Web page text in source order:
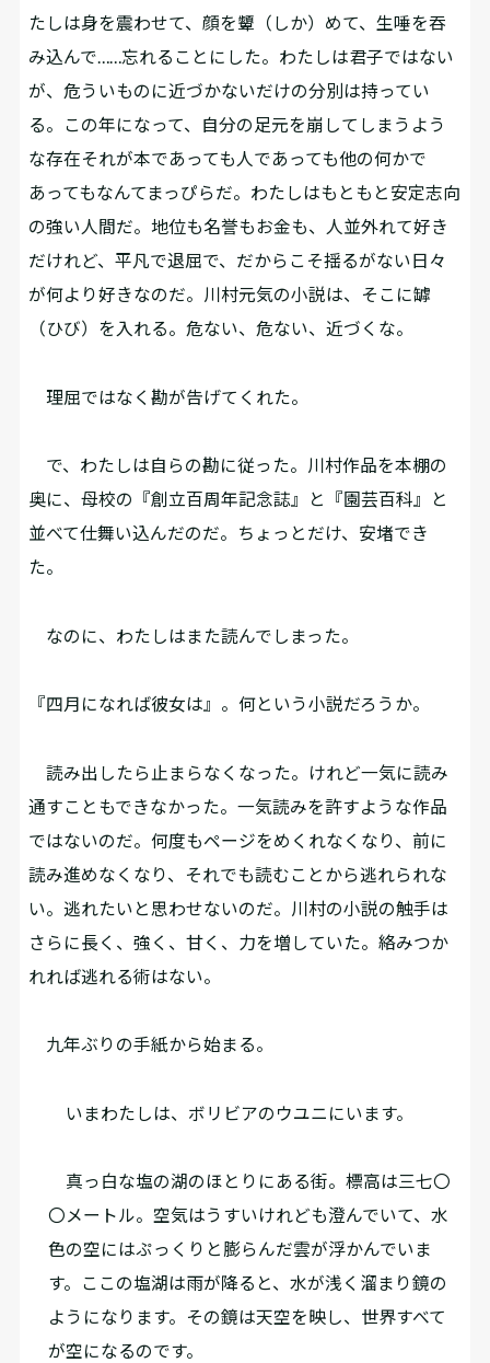
たしは身を震わせて、顔を顰（しか）めて、生唾を吞
み込んで……忘れることにした。わたしは君子ではない
が、危ういものに近づかないだけの分別は持ってい
る。この年になって、自分の足元を崩してしまうよう
な存在――それが本であっても人であっても他の何かで
あっても――なんてまっぴらだ。わたしはもともと安定志向
の強い人間だ。地位も名誉もお金も、人並外れて好き
だけれど、平凡で退屈で、だからこそ揺るがない日々
が何より好きなのだ。川村元気の小説は、そこに罅
（ひび）を入れる。危ない、危ない、近づくな。
理屈ではなく勘が告げてくれた。
で、わたしは自らの勘に従った。川村作品を本棚の
奥に、母校の『創立百周年記念誌』と『園芸百科』と
並べて仕舞い込んだのだ。ちょっとだけ、安堵でき
た。
なのに、わたしはまた読んでしまった。
『四月になれば彼女は』。何という小説だろうか。
読み出したら止まらなくなった。けれど一気に読み
通すこともできなかった。一気読みを許すような作品
ではないのだ。何度もページをめくれなくなり、前に
読み進めなくなり、それでも読むことから逃れられな
い。逃れたいと思わせないのだ。川村の小説の触手は
さらに長く、強く、甘く、力を増していた。絡みつか
れれば逃れる術はない。
九年ぶりの手紙から始まる。
いまわたしは、ボリビアのウユニにいます。
真っ白な塩の湖のほとりにある街。標高は三七〇
〇メートル。空気はうすいけれども澄んでいて、水
色の空にはぷっくりと膨らんだ雲が浮かんでいま
す。ここの塩湖は雨が降ると、水が浅く溜まり鏡の
ようになります。その鏡は天空を映し、世界すべて
が空になるのです。